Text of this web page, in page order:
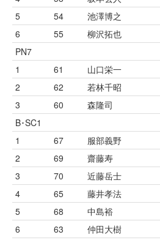
5
54 池澤博之
6
55 柳沢拓也
PN7
1
61 山口栄一
2
62 若林千昭
3
60 森隆司
B･SC1
1
67 服部義野
2
69 齋藤寿
3
70 近藤岳士
4
65 藤井孝法
5
68 中島裕
6
63 仲田大樹